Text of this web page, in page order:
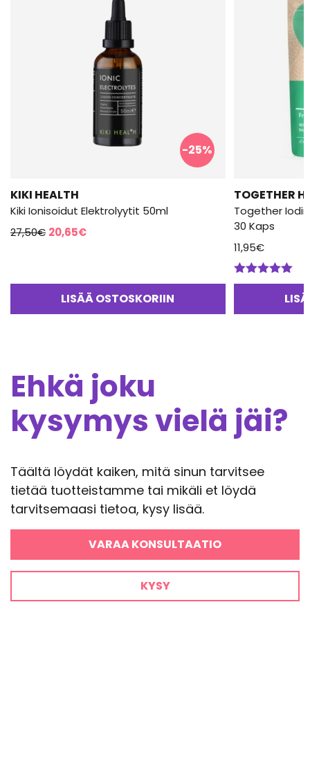
-25%
KIKI HEALTH
Kiki Ionisoidut Elektrolyytit 50ml
27,50€ Alkuperäinen
27,50€.
20,65€Nykyinen
20,65€.
LISÄÄ OSTOSKORIIN
TOGETHER
Together
30 Kaps
11,95€
Arvostelu
Ehkä joku
kysymys vielä jäi?
Täältä löydät kaiken, mitä sinun tarvitsee
tietää tuotteistamme tai mikäli et löydä
tarvitsemaasi tietoa, kysy lisää.
VARAA KONSULTAATIO
KYSY